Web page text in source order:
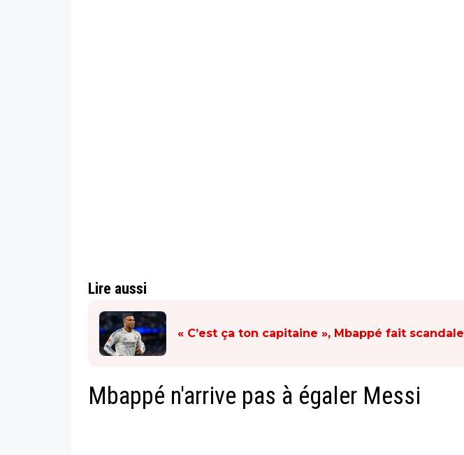
Lire aussi
« C’est ça ton capitaine », Mbappé fait scandale
Mbappé n'arrive pas à égaler Messi